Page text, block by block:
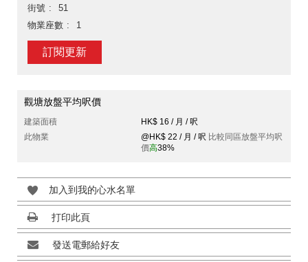
街號
51
物業座數
1
訂閱更新
觀塘放盤平均呎價
建築面積
HK$ 16 / 月 / 呎
此物業
@HK$ 22 / 月 / 呎 比較同區放盤平均呎
價高38%
加入到我的心水名單
打印此頁
發送電郵給好友